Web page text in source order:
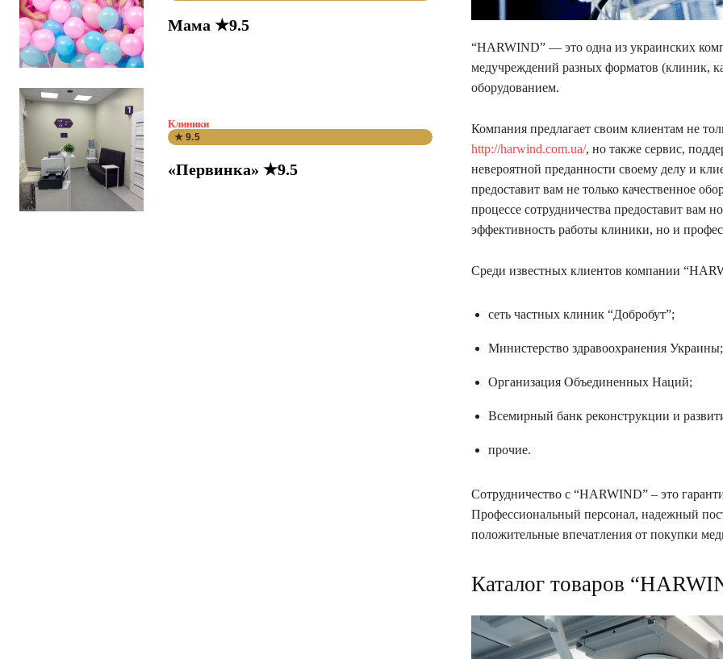
Мама ★9.5
Клиники
★ 9.5
«Первинка» ★9.5
“HARWIND” — это одна из украинских
медучреждений разных форматов (клиник,
оборудованием.
Компания предлагает своим клиентам не
http://harwind.com.ua/, но также сервис,
невероятной преданности своему делу и
предоставит вам не только качественное
процессе сотрудничества предоставит
эффективность работы клиники, но и
Среди известных клиентов компании
сеть частных клиник “Добробут”;
Министерство здравоохранения Украины;
Организация Объединенных Наций;
Всемирный банк реконструкции и
прочие.
Сотрудничество с “HARWIND” – это
Профессиональный персонал, надежный
положительные впечатления от покупки
Каталог товаров